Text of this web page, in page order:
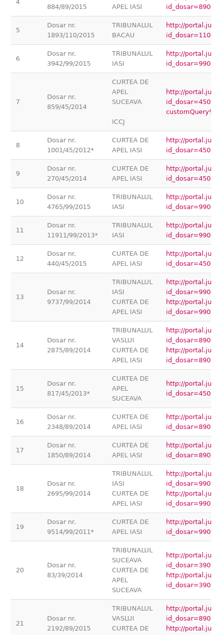
4
884/89/2015
APEL IASI
5
Dosar nr.
1893/110/2015
TRIBUNALUL
BACAU
http://
6
Dosar nr.
3942/99/2015
TRIBUNALUL
IASI
http://
7
Dosar nr.
859/45/2014
CURTEA DE
APEL
SUCEAVA
ICCJ
http://
8
Dosar nr.
1001/45/2012*
CURTEA DE
APEL IASI
http://
9
Dosar nr.
270/45/2014
CURTEA DE
APEL IASI
http://
10
Dosar nr.
4765/99/2015
TRIBUNALUL
IASI
http://
11
Dosar nr.
11911/99/2013*
TRIBUNALUL
IASI
http://
12
Dosar nr.
440/45/2015
CURTEA DE
APEL IASI
http://
13
Dosar nr.
9737/99/2014
TRIBUNALUL
IASI
CURTEA DE
APEL IASI
http://
http://
14
Dosar nr.
2875/89/2014
TRIBUNALUL
VASLUI
CURTEA DE
APEL IASI
http://
http://
15
Dosar nr.
817/45/2013*
CURTEA DE
APEL
SUCEAVA
http://
16
Dosar nr.
2348/89/2014
CURTEA DE
APEL IASI
http://
17
Dosar nr.
1850/89/2014
CURTEA DE
APEL IASI
http://
18
Dosar nr.
2695/99/2014
TRIBUNALUL
IASI
CURTEA DE
APEL IASI
http://
http://
19
Dosar nr.
9514/99/2011*
CURTEA DE
APEL IASI
http://
20
Dosar nr.
83/39/2014
TRIBUNALUL
SUCEAVA
CURTEA DE
APEL
SUCEAVA
http://
http://
21
Dosar nr.
2192/89/2015
TRIBUNALUL
VASLUI
CURTEA DE
http://
http://